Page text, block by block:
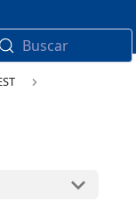
Buscar